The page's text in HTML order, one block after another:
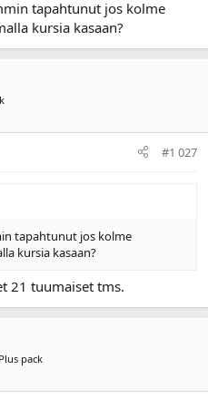
tapahtunut jos kolme
kursia kasaan?
#1 027
tapahtunut jos kolme
kursia kasaan?
21 tuumaiset tms.
pack